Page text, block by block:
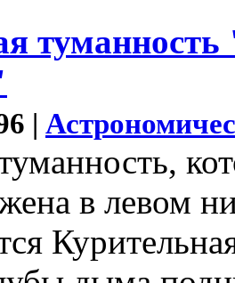
|
в левом